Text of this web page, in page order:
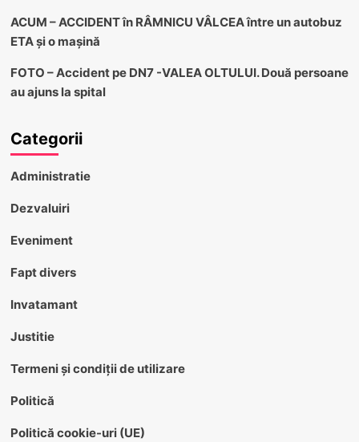
ACUM – ACCIDENT în RÂMNICU VÂLCEA între un autobuz
ETA și o mașină
FOTO – Accident pe DN7 -VALEA OLTULUI. Două persoane
au ajuns la spital
Categorii
Administratie
Dezvaluiri
Eveniment
Fapt divers
Invatamant
Justitie
Termeni și condiții de utilizare
Politică
Politică cookie-uri (UE)